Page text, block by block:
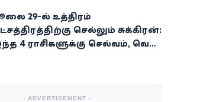
29-ல் உத்திரம்
செல்லும் சுக்கிரன்:
4 ராசிகளுக்கு செல்வம், வெற்றி,
- ADVERTISEMENT -